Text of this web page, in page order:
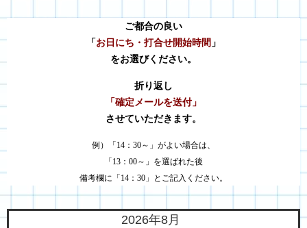
ご都合の良い
「 お日にち・打合せ開始時間 」
をお選びください。
折り返し
「確定メールを送付」
させていただきます。
例）「14：30～」がよい場合は、
「13：00～」を選ばれた後
備考欄に「14：30」とご記入ください。
2026年8月